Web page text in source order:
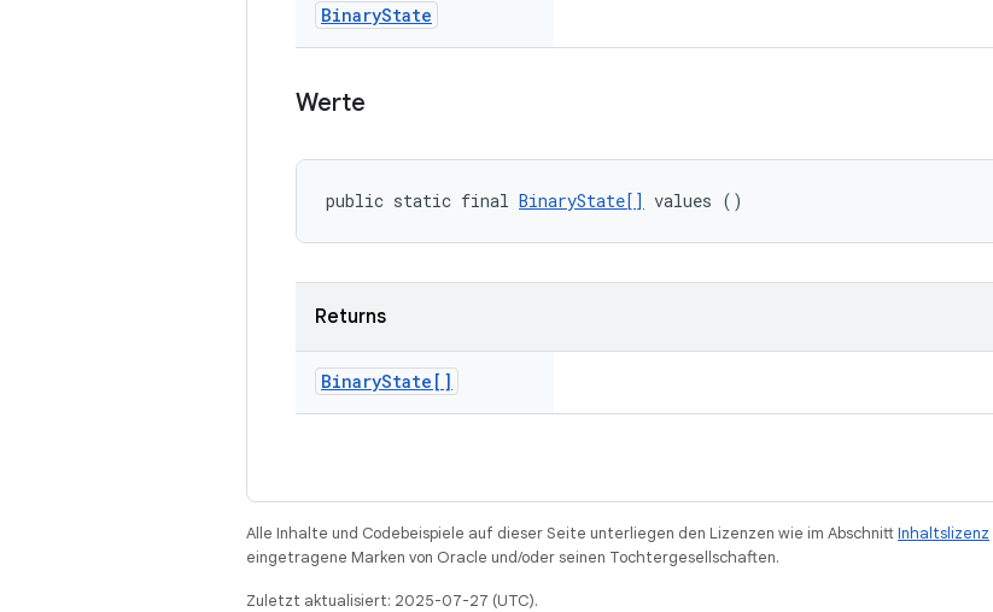
BinaryState
Werte
public static final BinaryState[] values ()
Returns
BinaryState[]
Alle Inhalte und Codebeispiele auf dieser Seite unterliegen den Lizenzen wie im AbschnittInhaltslizenz
eingetragene Marken von Oracle und/oder seinen Tochtergesellschaften.
Zuletzt aktualisiert: 2025-07-27 (UTC).